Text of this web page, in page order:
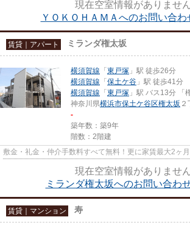
現在空室情報がありません
ＹＯＫＯＨＡＭＡへのお問い合わ
賃貸｜アパート ミランダ権太坂
横須賀線 「 東戸塚 」駅 徒歩26分
横須賀線 「 保土ケ谷 」駅 徒歩41分
横須賀線 「 東戸塚 」駅 バス13分 「
神奈川県横浜市保土ケ谷区権太坂 ２
-
築年数：築9年
階数：2階建
敷金・礼金・仲介手数料すべて無料！更に家賃最大2ヶ
現在空室情報がありません
ミランダ権太坂へのお問い合わ
賃貸｜マンション 寿